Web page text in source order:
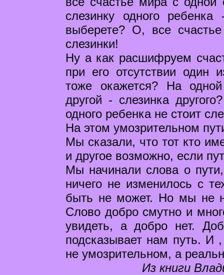
слезинку одного
выберете? О, все
слезинки!
Ну а как расшифруем
при его отсутствии один
тоже окажется? На
другой - слезинка
одного ребенка не стоит
На этом умозрительном
Мы сказали, что тот кто
и другое возможно, если
Мы начинали слова о
ничего не изменилось с
быть не может. Но мы не
Слово добро смутно и
увидеть, а добро нет.
подсказывает нам путь. И
не умозрительном, а
Из книги